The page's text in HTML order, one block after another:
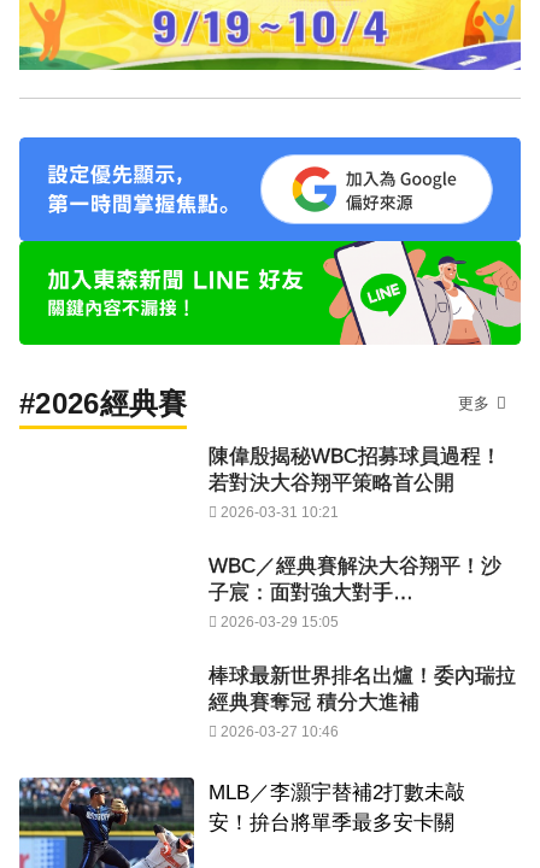
#2026經典賽 更多
陳偉殷揭秘WBC招募球員過程！
若對決大谷翔平策略首公開
2026-03-31 10:21
WBC／經典賽解決大谷翔平！沙
子宸：面對強大對手…
2026-03-29 15:05
棒球最新世界排名出爐！委內瑞拉
經典賽奪冠 積分大進補
2026-03-27 10:46
MLB／李灝宇替補2打數未敲
安！拚台將單季最多安卡關